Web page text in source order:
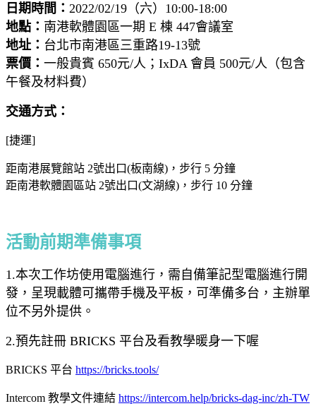
日期時間： 2022/02/19（六）10:00-18:00
地點： 南港軟體園區一期 E 棟 447會議室
地址： 台北市南港區三重路19-13號
票價： 一般貴賓 650元/人；IxDA 會員 500元/人（包含
午餐及材料費）
交通方式：
[捷運]
距南港展覽館站 2號出口(板南線)，步行 5 分鐘
距南港軟體園區站 2號出口(文湖線)，步行 10 分鐘
活動前期準備事項
1.本次工作坊使用電腦進行，需自備筆記型電腦進行開
發，呈現載體可攜帶手機及平板，可準備多台，主辦單
位不另外提供。
2.預先註冊 BRICKS 平台及看教學暖身一下喔
BRICKS 平台 https://bricks.tools/
Intercom 教學文件連結 https://intercom.help/bricks-dag-inc/zh-TW